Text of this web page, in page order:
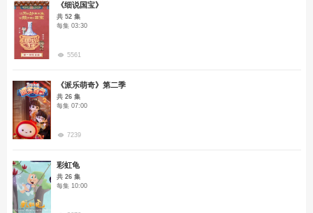
《细说国宝》
共 52 集
每集 03:30
5561
《派乐萌奇》第二季
共 26 集
每集 07:00
7239
彩虹龟
共 26 集
每集 10:00